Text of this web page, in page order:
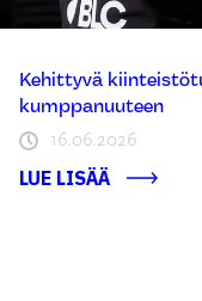
Kehittyvä
kumppanuuteen
16.06.2026
LUE LISÄÄ